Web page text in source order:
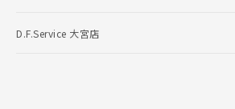
D.F.Service 大宮店